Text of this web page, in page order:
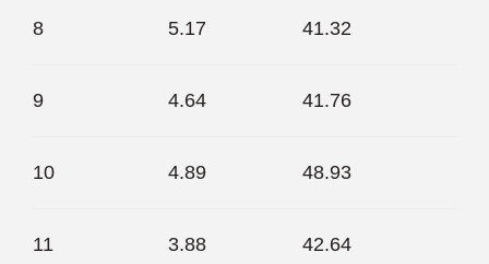
8 5.17 41.32
9 4.64 41.76
10 4.89 48.93
11 3.88 42.64